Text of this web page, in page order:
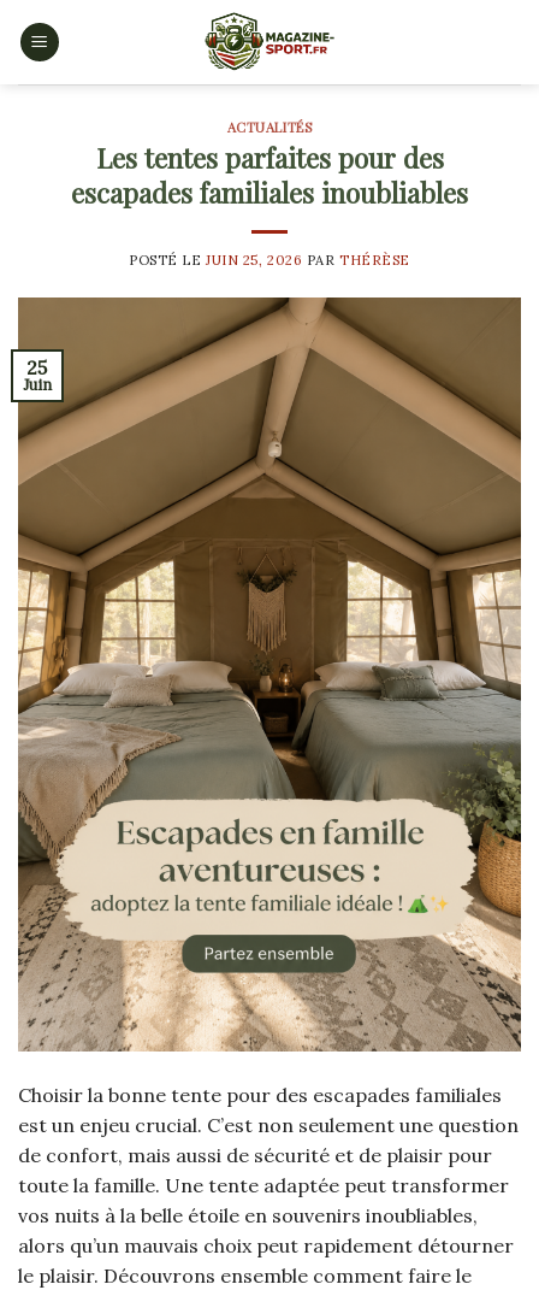
ACTUALITÉS
Les tentes parfaites pour des
escapades familiales inoubliables
POSTÉ LEJUIN 25, 2026 PARTHÉRÈSE
25
Juin
Choisir la bonne tente pour des escapades familiales
est un enjeu crucial. C’est non seulement une question
de confort, mais aussi de sécurité et de plaisir pour
toute la famille. Une tente adaptée peut transformer
vos nuits à la belle étoile en souvenirs inoubliables,
alors qu’un mauvais choix peut rapidement détourner
le plaisir. Découvrons ensemble comment faire le